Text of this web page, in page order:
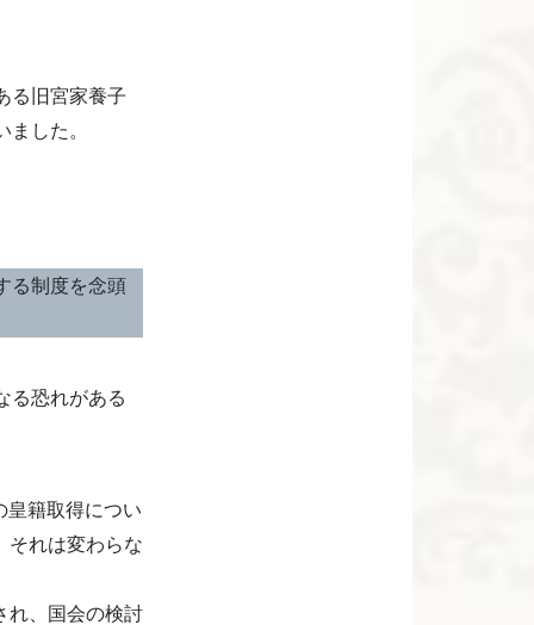
る旧宮家養子
した。
る制度を念頭
る恐れがある
皇籍取得につい
それは変わらな
れ、国会の検討